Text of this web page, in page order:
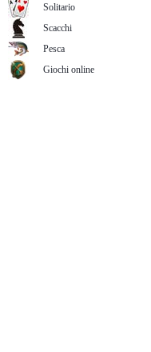
Solitario
Scacchi
Pesca
Giochi online